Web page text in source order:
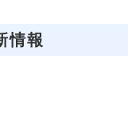
情報